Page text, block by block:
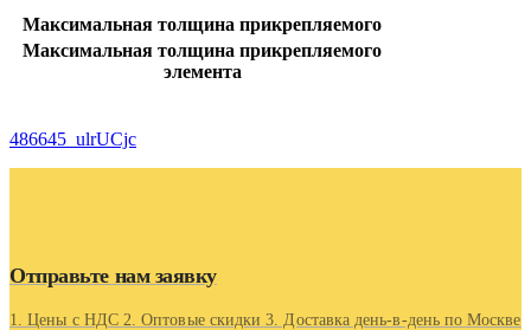
Максимальная толщина прикрепляемого
Максимальная толщина прикрепляемого
элемента
486645_ulrUCjc
Отправьте нам заявку
1. Цены с НДС 2. Оптовые скидки 3. Доставка день-в-день по Москве